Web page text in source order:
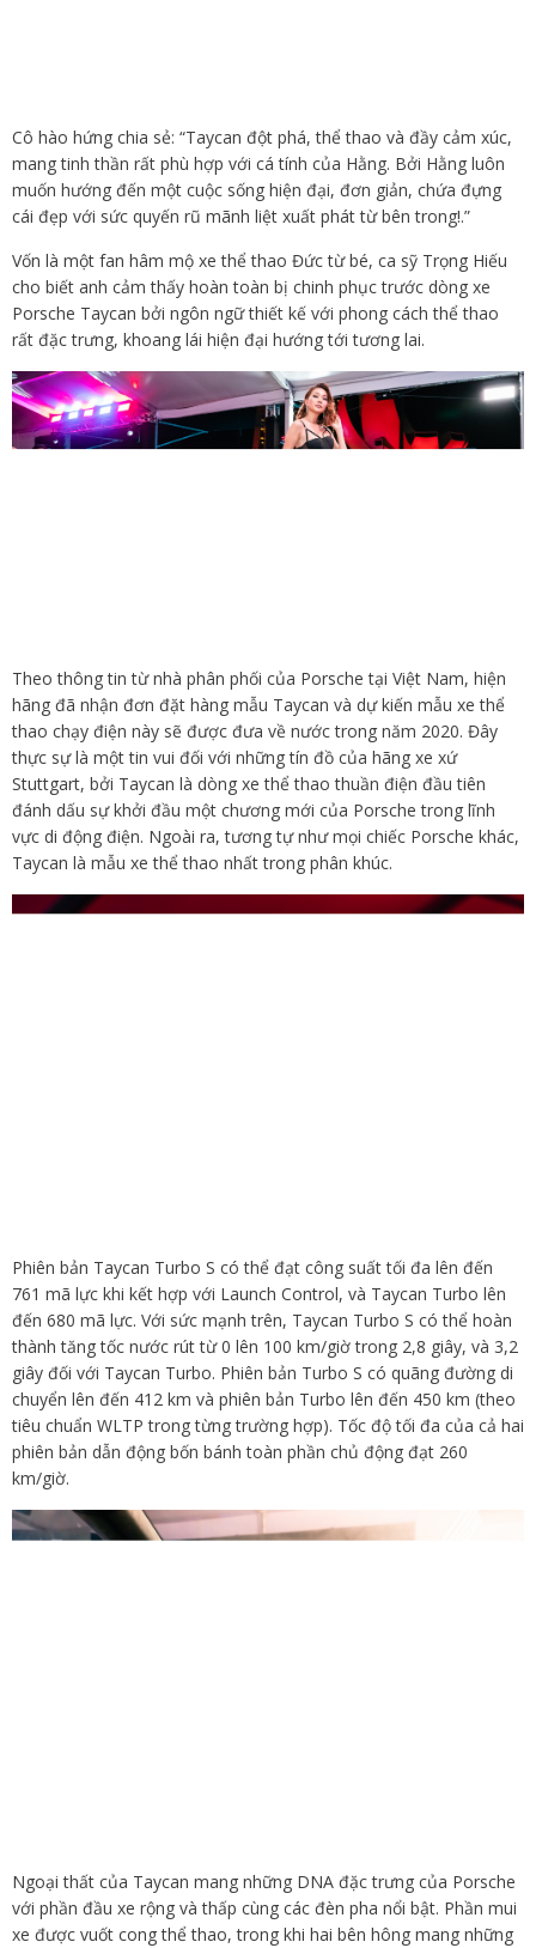
Cô hào hứng chia sẻ: “Taycan đột phá, thể thao và đầy cảm xúc,
mang tinh thần rất phù hợp với cá tính của Hằng. Bởi Hằng luôn
muốn hướng đến một cuộc sống hiện đại, đơn giản, chứa đựng
cái đẹp với sức quyến rũ mãnh liệt xuất phát từ bên trong!.”
Vốn là một fan hâm mộ xe thể thao Đức từ bé, ca sỹ Trọng Hiếu
cho biết anh cảm thấy hoàn toàn bị chinh phục trước dòng xe
Porsche Taycan bởi ngôn ngữ thiết kế với phong cách thể thao
rất đặc trưng, khoang lái hiện đại hướng tới tương lai.
Theo thông tin từ nhà phân phối của Porsche tại Việt Nam, hiện
hãng đã nhận đơn đặt hàng mẫu Taycan và dự kiến mẫu xe thể
thao chạy điện này sẽ được đưa về nước trong năm 2020. Đây
thực sự là một tin vui đối với những tín đồ của hãng xe xứ
Stuttgart, bởi Taycan là dòng xe thể thao thuần điện đầu tiên
đánh dấu sự khởi đầu một chương mới của Porsche trong lĩnh
vực di động điện. Ngoài ra, tương tự như mọi chiếc Porsche khác,
Taycan là mẫu xe thể thao nhất trong phân khúc.
Phiên bản Taycan Turbo S có thể đạt công suất tối đa lên đến
761 mã lực khi kết hợp với Launch Control, và Taycan Turbo lên
đến 680 mã lực. Với sức mạnh trên, Taycan Turbo S có thể hoàn
thành tăng tốc nước rút từ 0 lên 100 km/giờ trong 2,8 giây, và 3,2
giây đối với Taycan Turbo. Phiên bản Turbo S có quãng đường di
chuyển lên đến 412 km và phiên bản Turbo lên đến 450 km (theo
tiêu chuẩn WLTP trong từng trường hợp). Tốc độ tối đa của cả hai
phiên bản dẫn động bốn bánh toàn phần chủ động đạt 260
km/giờ.
Ngoại thất của Taycan mang những DNA đặc trưng của Porsche
với phần đầu xe rộng và thấp cùng các đèn pha nổi bật. Phần mui
xe được vuốt cong thể thao, trong khi hai bên hông mang những